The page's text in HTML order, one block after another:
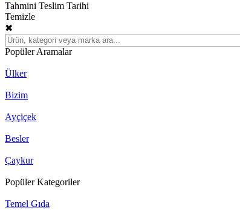
Tahmini Teslim Tarihi
Temizle
✖
Popüler Aramalar
Ülker
Bizim
Ayçiçek
Besler
Çaykur
Popüler Kategoriler
Temel Gıda